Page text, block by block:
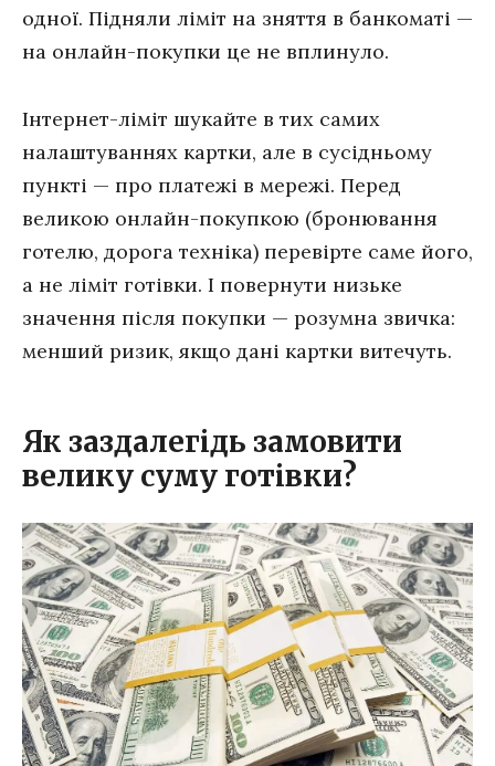
одної. Підняли ліміт на зняття в банкоматі —
на онлайн-покупки це не вплинуло.
Інтернет-ліміт шукайте в тих самих
налаштуваннях картки, але в сусідньому
пункті — про платежі в мережі. Перед
великою онлайн-покупкою (бронювання
готелю, дорога техніка) перевірте саме його,
а не ліміт готівки. І повернути низьке
значення після покупки — розумна звичка:
менший ризик, якщо дані картки витечуть.
Як заздалегідь замовити
велику суму готівки?